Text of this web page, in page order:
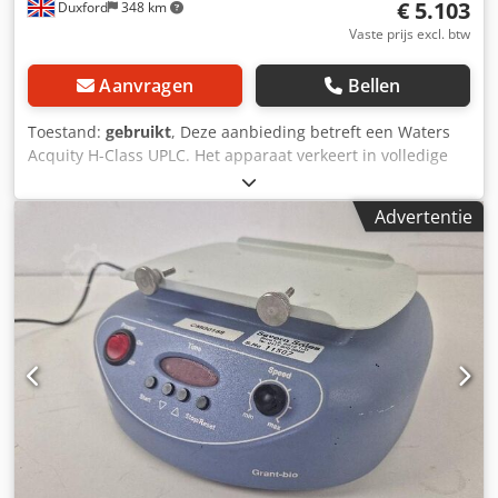
Duxford 348 km € 5.103
Vaste prijs excl. btw
Aanvragen Bellen
Toestand: gebruikt, Deze aanbieding betreft een Waters
Acquity H-Class UPLC. Het apparaat verkeert in volledige
werkende staat en is direct inzetbaar. De unit wordt
geleverd inclusief: - PDA-detector Cedoxx Af Dspfx Abbjha -
Kolommanager - Samplemanager - Binaire solventmanager
Software en computer zijn optioneel tegen meerprijs
leverbaar. Ontgrendel het volledige potentieel van uw
laboratorium met het Waters Acquity H-Class UPLC-
systeem – een geavanceerde oplossing voor high-
performance vloeistofchromatografie (HPLC) die
ongeëvenaarde flexibiliteit en efficiëntie biedt. Dit
vooruitstrevende systeem is ontworpen voor uitmuntende
chromatografische scheidingen en is daarmee de ideale
keuze voor toepassingen in de farmacie, biotechnologie,
voedingsmiddelen- en drankenindustrie, en milieuanalyse.
Belangrijkste kenmerken: - Quaternaire
Advertentie